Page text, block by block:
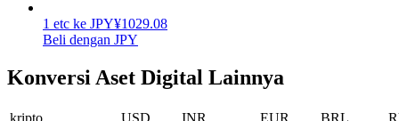
1 etc ke JPY¥1029.08
Beli dengan JPY
Konversi Aset Digital Lainnya
kripto USD INR EUR BRL